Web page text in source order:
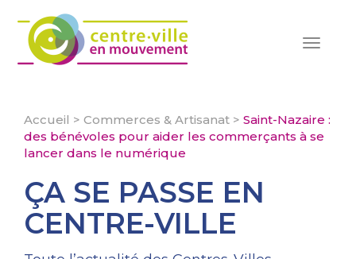
Toggle
Accueil > Commerces & Artisanat > Saint-Nazaire :
des bénévoles pour aider les commerçants à se
lancer dans le numérique
ÇA SE PASSE EN
CENTRE-VILLE